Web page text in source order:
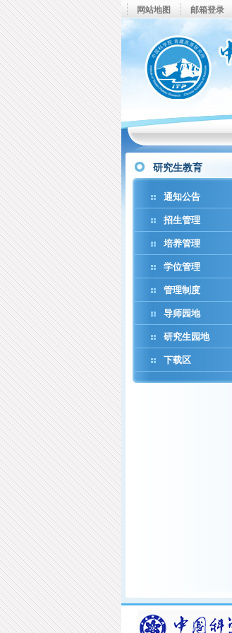
网站地图 邮箱登录
研究生教育
通知公告
招生管理
培养管理
学位管理
管理制度
导师园地
研究生园地
下载区